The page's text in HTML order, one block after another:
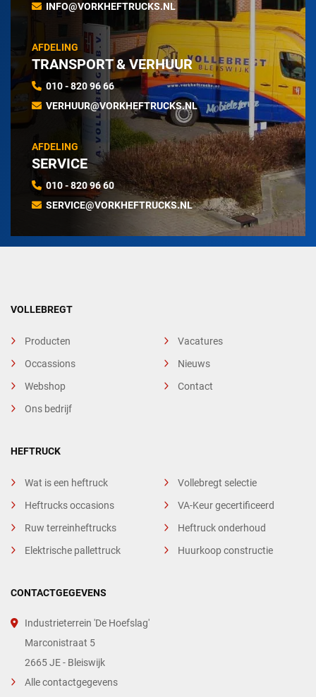
INFO@VORKHEFTRUCKS.NL
AFDELING
TRANSPORT & VERHUUR
010 - 820 96 66
VERHUUR@VORKHEFTRUCKS.NL
AFDELING
SERVICE
010 - 820 96 60
SERVICE@VORKHEFTRUCKS.NL
VOLLEBREGT
Producten
Occassions
Webshop
Ons bedrijf
Vacatures
Nieuws
Contact
HEFTRUCK
Wat is een heftruck
Heftrucks occasions
Ruw terreinheftrucks
Elektrische pallettruck
Vollebregt selectie
VA-Keur gecertificeerd
Heftruck onderhoud
Huurkoop constructie
CONTACTGEGEVENS
Industrieterrein 'De Hoefslag'
Marconistraat 5
2665 JE - Bleiswijk
Alle contactgegevens